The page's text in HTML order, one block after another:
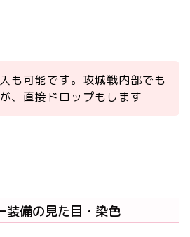
も可能です。攻城戦内部でも
、直接ドロップもします
装備の見た目・染色